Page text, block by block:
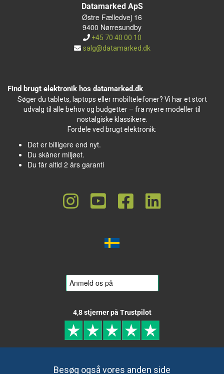
Datamarked ApS
Østre Fælledvej 16
9400 Nørresundby
+45 70 40 00 10
salg@datamarked.dk
Find brugt elektronik hos datamarked.dk
Søger du tablets, laptops eller mobiltelefoner? Vi har et stort
udvalg til alle behov og budgetter – fra nyere modeller til
nostalgiske klassikere.
Fordele ved brugt elektronik:
Det er billigere end nyt.
Du skåner miljøet.
Du får altid 2 års garanti
4,8 stjerner på Trustpilot
Besøg også vores anden side